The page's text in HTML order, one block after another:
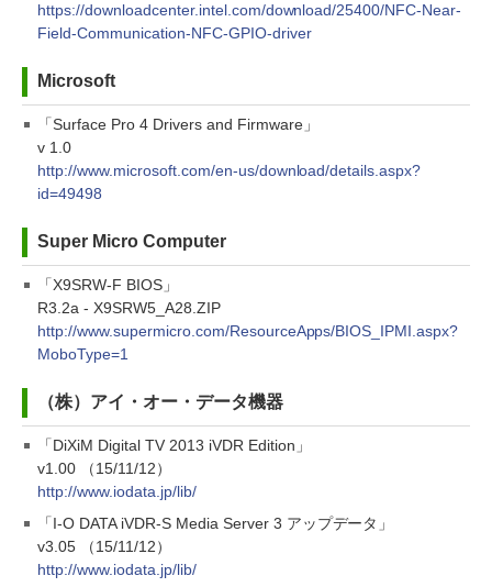
https://downloadcenter.intel.com/download/25400/NFC-Near-
Field-Communication-NFC-GPIO-driver
Microsoft
「Surface Pro 4 Drivers and Firmware」
v 1.0
http://www.microsoft.com/en-us/download/details.aspx?
id=49498
Super Micro Computer
「X9SRW-F BIOS」
R3.2a - X9SRW5_A28.ZIP
http://www.supermicro.com/ResourceApps/BIOS_IPMI.aspx?
MoboType=1
（株）アイ・オー・データ機器
「DiXiM Digital TV 2013 iVDR Edition」
v1.00 （15/11/12）
http://www.iodata.jp/lib/
「I-O DATA iVDR-S Media Server 3 アップデータ」
v3.05 （15/11/12）
http://www.iodata.jp/lib/